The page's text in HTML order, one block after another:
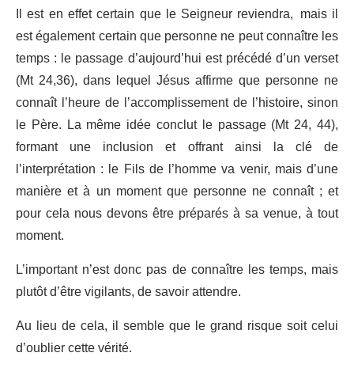
Il est en effet certain que le Seigneur reviendra, mais il
est également certain que personne ne peut connaître les
temps : le passage d’aujourd’hui est précédé d’un verset
(Mt 24,36), dans lequel Jésus affirme que personne ne
connaît l’heure de l’accomplissement de l’histoire, sinon
le Père. La même idée conclut le passage (Mt 24, 44),
formant une inclusion et offrant ainsi la clé de
l’interprétation : le Fils de l’homme va venir, mais d’une
manière et à un moment que personne ne connaît ; et
pour cela nous devons être préparés à sa venue, à tout
moment.
L’important n’est donc pas de connaître les temps, mais
plutôt d’être vigilants, de savoir attendre.
Au lieu de cela, il semble que le grand risque soit celui
d’oublier cette vérité.